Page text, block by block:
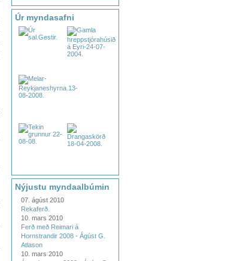
Úr myndasafni
Nýjustu myndaalbúmin
07. ágúst 2010
Rekaferð.
10. mars 2010
Ferð með Reimari á
Hornstrandir 2008 - Ágúst G.
Atlason
10. mars 2010